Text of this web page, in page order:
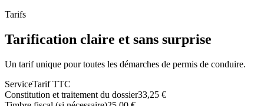
Tarifs
Tarification claire et sans surprise
Un tarif unique pour toutes les démarches de permis de conduire.
ServiceTarif TTC
Constitution et traitement du dossier33,25 €